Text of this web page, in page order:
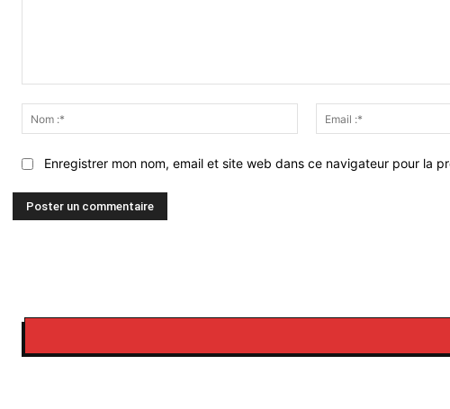
:*
Enregistrer mon nom, email et site web dans ce navigateur pour la